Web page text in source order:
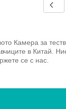
Камера за
в Китай.
се с нас.